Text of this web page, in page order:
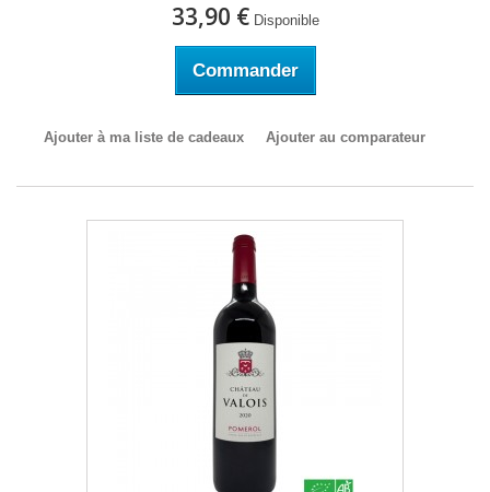
33,90 € Disponible
Commander
Ajouter à ma liste de cadeaux Ajouter au comparateur